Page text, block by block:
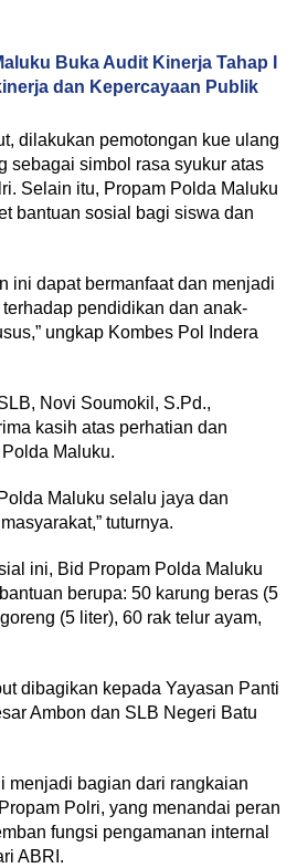
Buka Audit Kinerja Tahap I
dan Kepercayaan Publik
dilakukan pemotongan kue ulang
sebagai simbol rasa syukur atas
Selain itu, Propam Polda Maluku
bantuan sosial bagi siswa dan
ini dapat bermanfaat dan menjadi
pendidikan dan anak-
ungkap Kombes Pol Indera
Novi Soumokil, S.Pd.,
kasih atas perhatian dan
Maluku.
Maluku selalu jaya dan
tuturnya.
ini, Bid Propam Polda Maluku
berupa: 50 karung beras (5
(5 liter), 60 rak telur ayam,
dibagikan kepada Yayasan Panti
Ambon dan SLB Negeri Batu
menjadi bagian dari rangkaian
Polri, yang menandai peran
fungsi pengamanan internal
ABRI.